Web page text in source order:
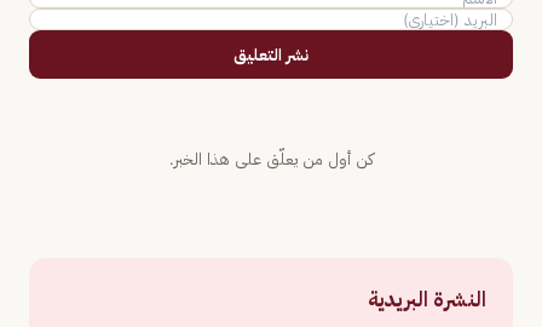
نشر التعليق
كن أول من يعلّق على هذا الخبر.
النشرة البريدية